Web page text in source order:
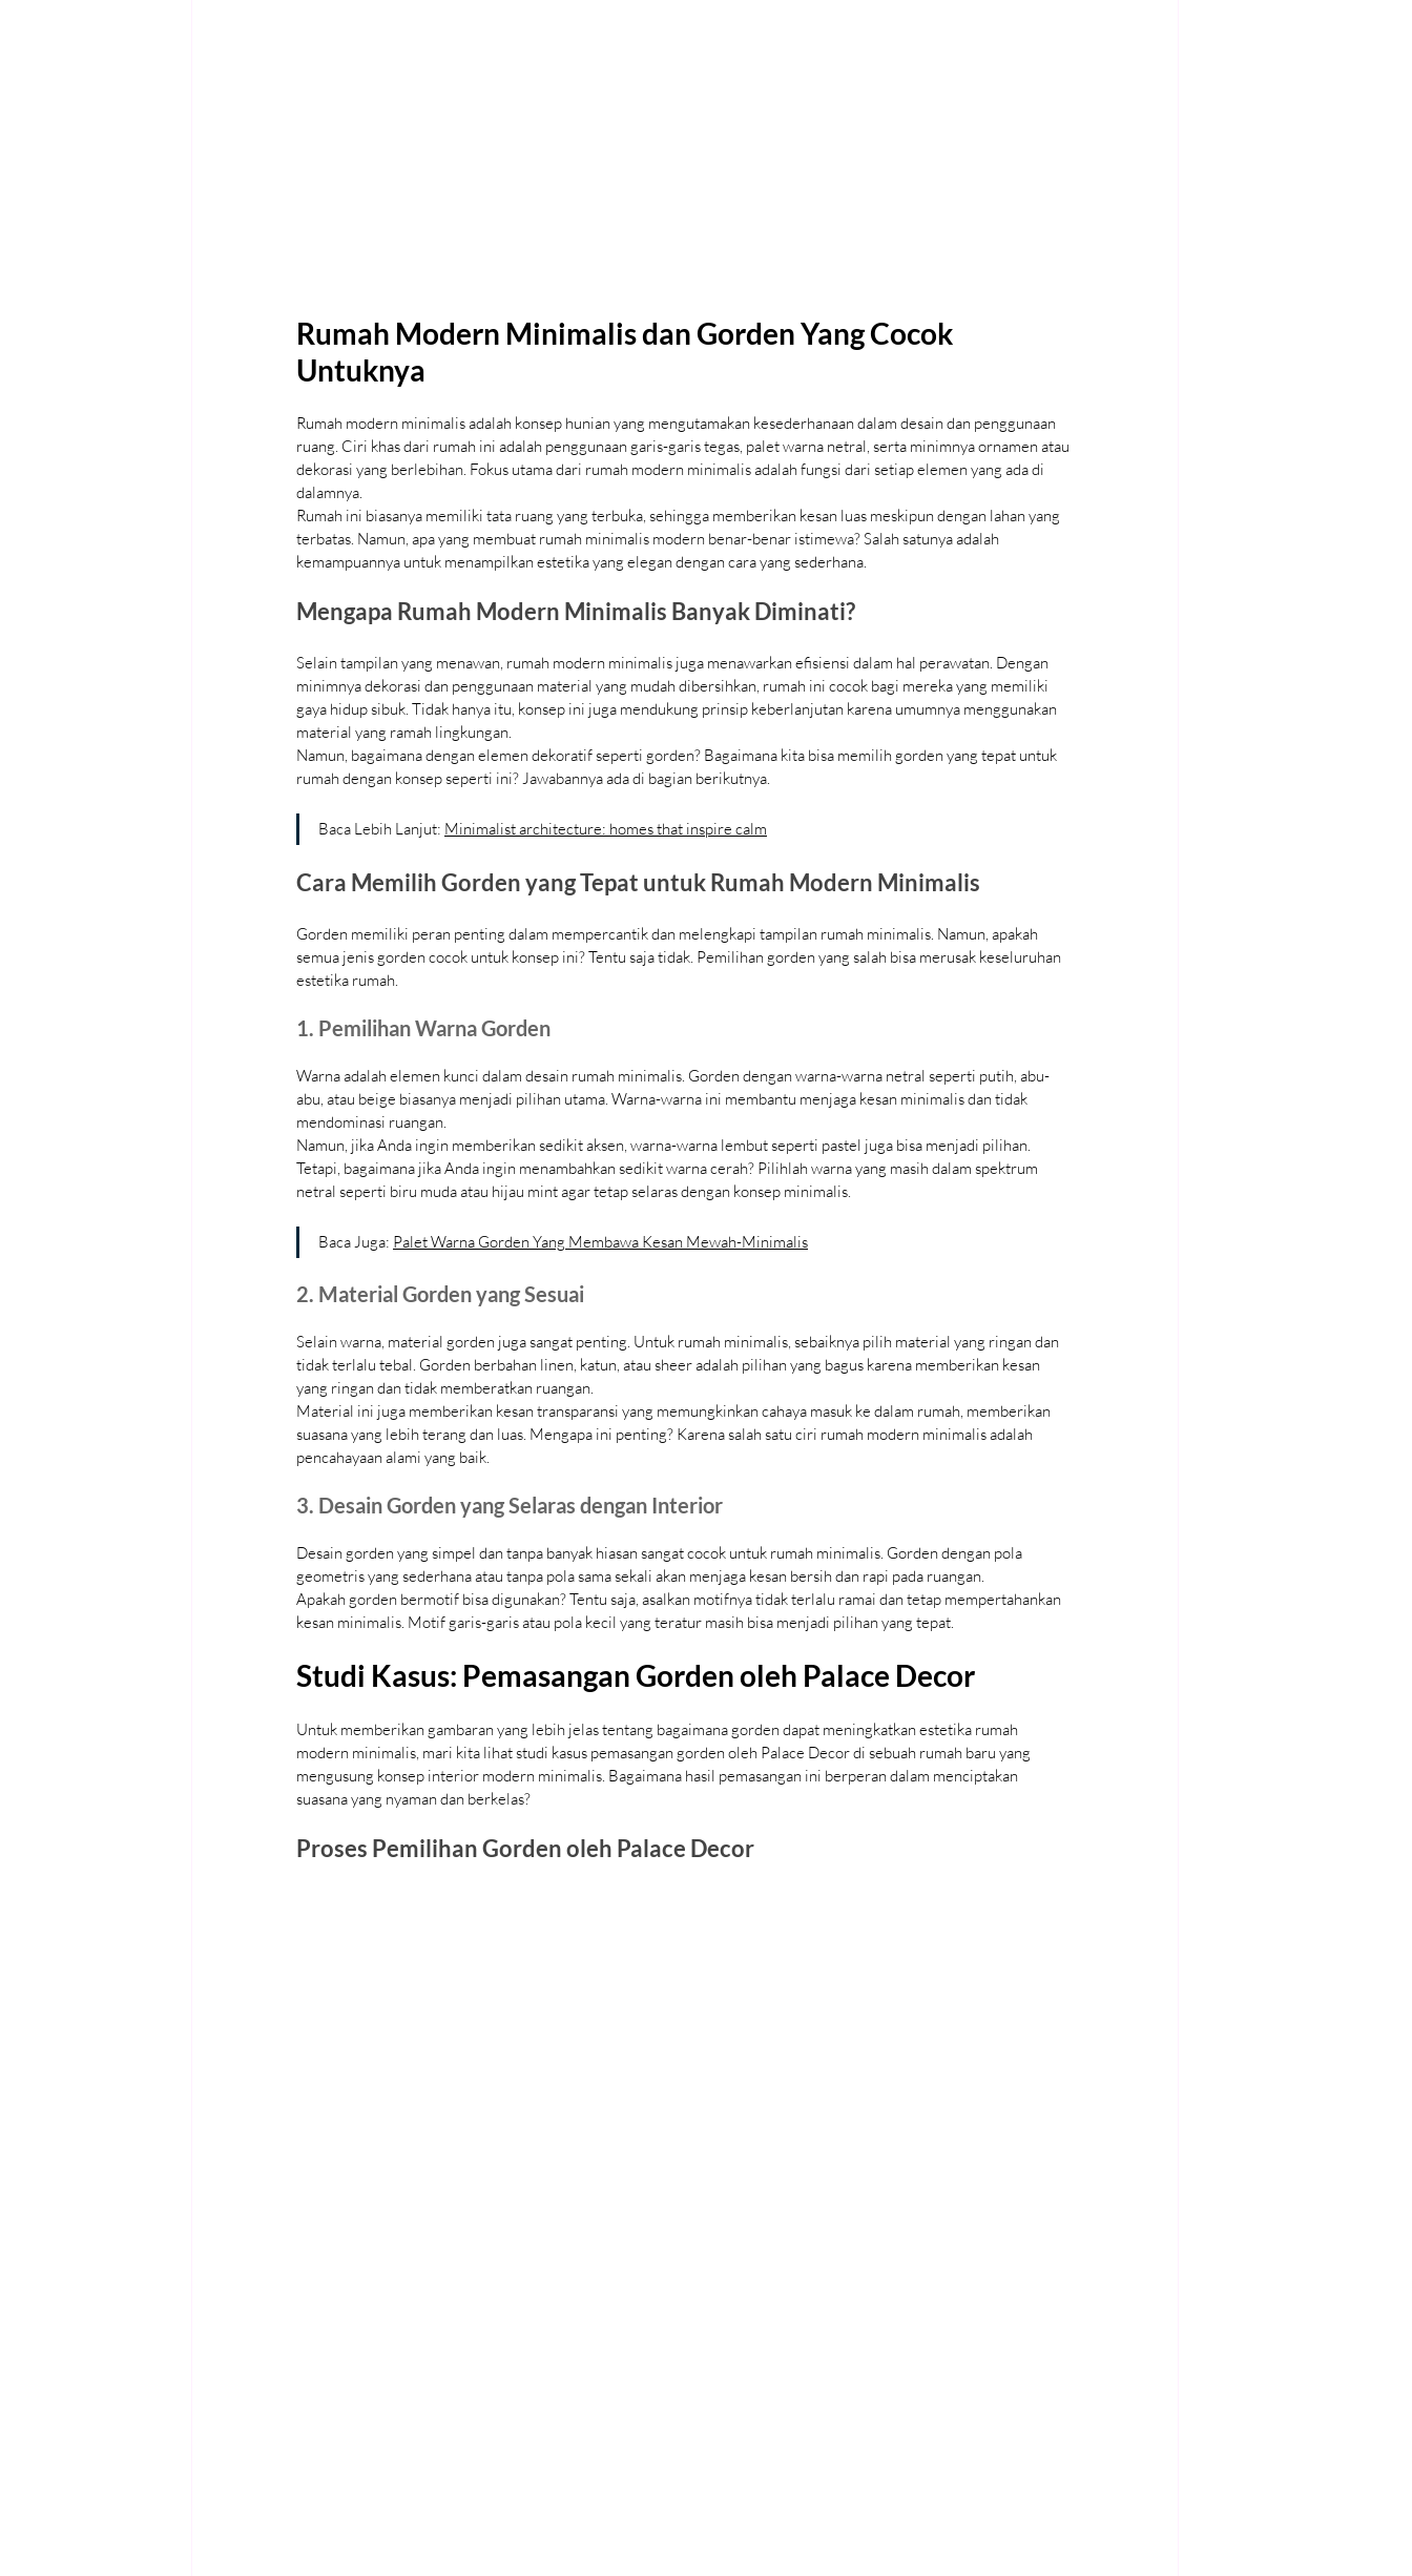
Rumah Modern Minimalis dan Gorden Yang Cocok
Untuknya
Rumah modern minimalis adalah konsep hunian yang mengutamakan kesederhanaan dalam desain dan penggunaan
ruang. Ciri khas dari rumah ini adalah penggunaan garis-garis tegas, palet warna netral, serta minimnya ornamen atau
dekorasi yang berlebihan. Fokus utama dari rumah modern minimalis adalah fungsi dari setiap elemen yang ada di
dalamnya.
Rumah ini biasanya memiliki tata ruang yang terbuka, sehingga memberikan kesan luas meskipun dengan lahan yang
terbatas. Namun, apa yang membuat rumah minimalis modern benar-benar istimewa? Salah satunya adalah
kemampuannya untuk menampilkan estetika yang elegan dengan cara yang sederhana.
Mengapa Rumah Modern Minimalis Banyak Diminati?
Selain tampilan yang menawan, rumah modern minimalis juga menawarkan efisiensi dalam hal perawatan. Dengan
minimnya dekorasi dan penggunaan material yang mudah dibersihkan, rumah ini cocok bagi mereka yang memiliki
gaya hidup sibuk. Tidak hanya itu, konsep ini juga mendukung prinsip keberlanjutan karena umumnya menggunakan
material yang ramah lingkungan.
Namun, bagaimana dengan elemen dekoratif seperti gorden? Bagaimana kita bisa memilih gorden yang tepat untuk
rumah dengan konsep seperti ini? Jawabannya ada di bagian berikutnya.
Baca Lebih Lanjut: Minimalist architecture: homes that inspire calm
Cara Memilih Gorden yang Tepat untuk Rumah Modern Minimalis
Gorden memiliki peran penting dalam mempercantik dan melengkapi tampilan rumah minimalis. Namun, apakah
semua jenis gorden cocok untuk konsep ini? Tentu saja tidak. Pemilihan gorden yang salah bisa merusak keseluruhan
estetika rumah.
1. Pemilihan Warna Gorden
Warna adalah elemen kunci dalam desain rumah minimalis. Gorden dengan warna-warna netral seperti putih, abu-
abu, atau beige biasanya menjadi pilihan utama. Warna-warna ini membantu menjaga kesan minimalis dan tidak
mendominasi ruangan.
Namun, jika Anda ingin memberikan sedikit aksen, warna-warna lembut seperti pastel juga bisa menjadi pilihan.
Tetapi, bagaimana jika Anda ingin menambahkan sedikit warna cerah? Pilihlah warna yang masih dalam spektrum
netral seperti biru muda atau hijau mint agar tetap selaras dengan konsep minimalis.
Baca Juga: Palet Warna Gorden Yang Membawa Kesan Mewah-Minimalis
2. Material Gorden yang Sesuai
Selain warna, material gorden juga sangat penting. Untuk rumah minimalis, sebaiknya pilih material yang ringan dan
tidak terlalu tebal. Gorden berbahan linen, katun, atau sheer adalah pilihan yang bagus karena memberikan kesan
yang ringan dan tidak memberatkan ruangan.
Material ini juga memberikan kesan transparansi yang memungkinkan cahaya masuk ke dalam rumah, memberikan
suasana yang lebih terang dan luas. Mengapa ini penting? Karena salah satu ciri rumah modern minimalis adalah
pencahayaan alami yang baik.
3. Desain Gorden yang Selaras dengan Interior
Desain gorden yang simpel dan tanpa banyak hiasan sangat cocok untuk rumah minimalis. Gorden dengan pola
geometris yang sederhana atau tanpa pola sama sekali akan menjaga kesan bersih dan rapi pada ruangan.
Apakah gorden bermotif bisa digunakan? Tentu saja, asalkan motifnya tidak terlalu ramai dan tetap mempertahankan
kesan minimalis. Motif garis-garis atau pola kecil yang teratur masih bisa menjadi pilihan yang tepat.
Studi Kasus: Pemasangan Gorden oleh Palace Decor
Untuk memberikan gambaran yang lebih jelas tentang bagaimana gorden dapat meningkatkan estetika rumah
modern minimalis, mari kita lihat studi kasus pemasangan gorden oleh Palace Decor di sebuah rumah baru yang
mengusung konsep interior modern minimalis. Bagaimana hasil pemasangan ini berperan dalam menciptakan
suasana yang nyaman dan berkelas?
Proses Pemilihan Gorden oleh Palace Decor